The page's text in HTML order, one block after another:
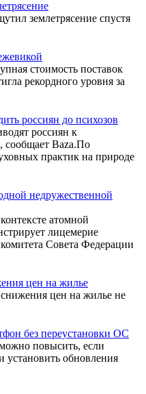
землетрясение спустя
стоимость поставок
рекордного уровня за
россиян до психозов
россиян к
сообщает Baza.По
практик на природе
недружественной
атомной
лицемерие
Совета Федерации
цен на жилье
цен на жилье не
без переустановки ОС
повысить, если
обновления